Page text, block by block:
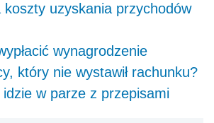
koszty uzyskania przychodów
wynagrodzenie
który nie wystawił rachunku?
w parze z przepisami